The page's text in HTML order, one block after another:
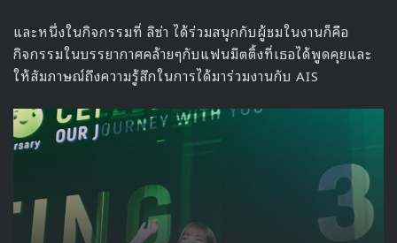
และหนึ่งในกิจกรรมที่ ลิซ่า ได้ร่วมสนุกกับผู้ชมในงานก็คือ
กิจกรรมในบรรยากาศคล้ายๆกับแฟนมีตติ้งที่เธอได้พูดคุยและ
ให้สัมภาษณ์ถึงความรู้สึกในการได้มาร่วมงานกับ AIS